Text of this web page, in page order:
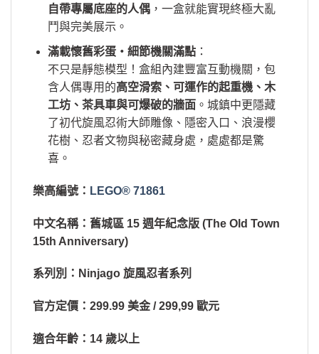
自帶專屬底座的人偶，一盒就能實現終極大亂
鬥與完美展示。
滿載懷舊彩蛋・細節機關滿點：
不只是靜態模型！盒組內建豐富互動機關，包
含人偶專用的高空滑索、可運作的起重機、木
工坊、茶具車與可爆破的牆面。城鎮中更隱藏
了初代旋風忍術大師雕像、隱密入口、浪漫櫻
花樹、忍者文物與秘密藏身處，處處都是驚
喜。
樂高編號： LEGO® 71861
中文名稱： 舊城區 15 週年紀念版 (The Old Town
15th Anniversary)
系列別： Ninjago 旋風忍者系列
官方定價： 299.99 美金 / 299,99 歐元
適合年齡： 14 歲以上